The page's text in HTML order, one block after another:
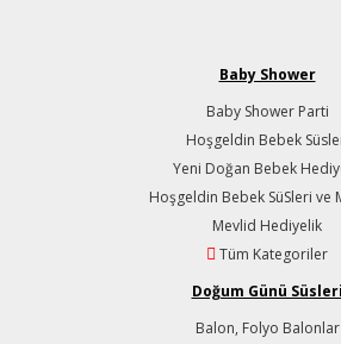
Baby Shower
Baby Shower Parti
Hoşgeldin Bebek
Yeni Doğan Bebek
Hoşgeldin Bebek SüSleri ve
Mevlid Hediyelik
Tüm Kategoriler
Doğum Günü Süsleri
Balon, Folyo Balonlar